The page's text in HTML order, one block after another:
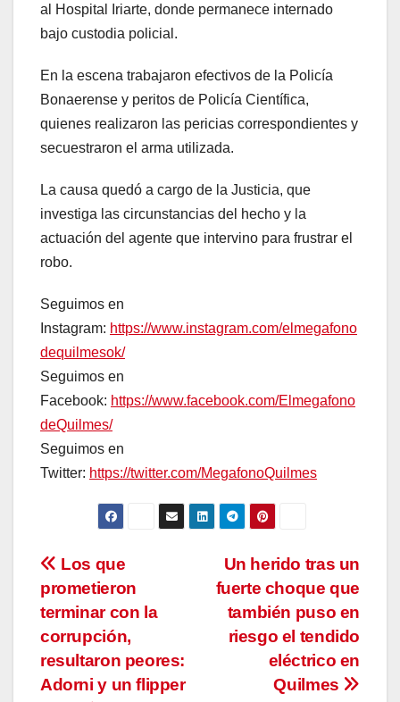
al Hospital Iriarte, donde permanece internado
bajo custodia policial.
En la escena trabajaron efectivos de la Policía
Bonaerense y peritos de Policía Científica,
quienes realizaron las pericias correspondientes y
secuestraron el arma utilizada.
La causa quedó a cargo de la Justicia, que
investiga las circunstancias del hecho y la
actuación del agente que intervino para frustrar el
robo.
Seguimos en
Instagram: https://www.instagram.com/elmegafono
dequilmesok/
Seguimos en
Facebook: https://www.facebook.com/Elmegafono
deQuilmes/
Seguimos en
Twitter: https://twitter.com/MegafonoQuilmes
Navegación
de
entradas
Un herido tras un
fuerte choque que
también puso en
riesgo el tendido
eléctrico en
Quilmes
Los que
prometieron
terminar con la
corrupción,
resultaron peores:
Adorni y un flipper